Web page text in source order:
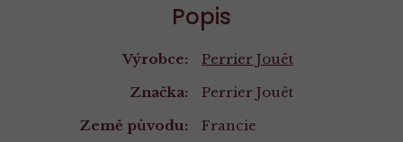
Popis
Výrobce:
Perrier Jouët
Značka:
Perrier Jouët
Země původu:
Francie